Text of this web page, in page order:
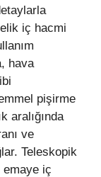
iç hacmi
hava
pişirme
aralığında
ve
Teleskopik
iç